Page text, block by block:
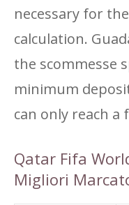
necessary for
calculation.
the scommesse
minimum
can only reach
Qatar Fifa
Migliori